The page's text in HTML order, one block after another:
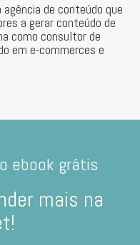
de conteúdo que
a gerar conteúdo de
como consultor de
em e-commerces e
ebook grátis
mais na